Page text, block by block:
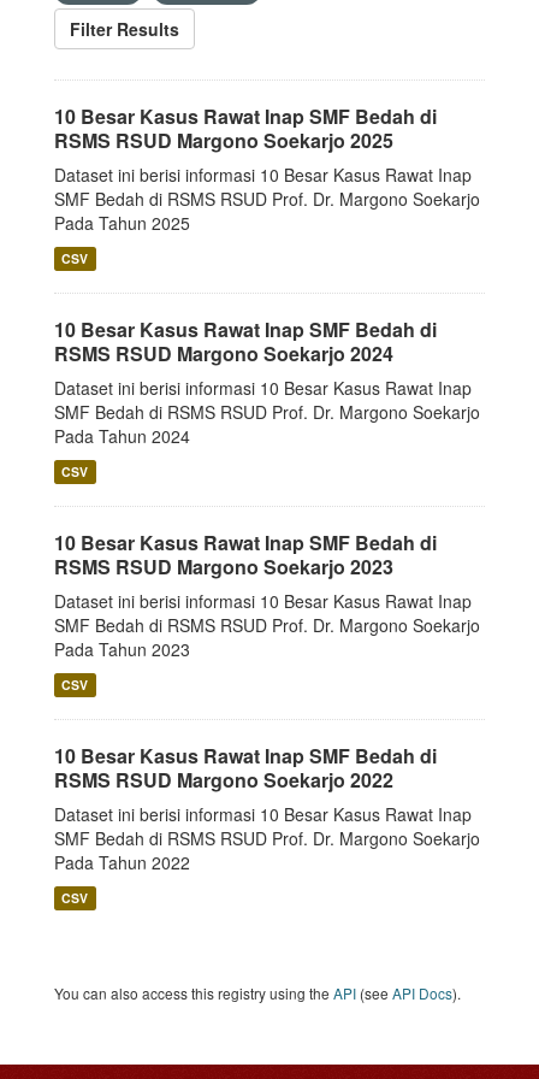
Filter Results
10 Besar Kasus Rawat Inap SMF Bedah di
RSMS RSUD Margono Soekarjo 2025
Dataset ini berisi informasi 10 Besar Kasus Rawat Inap
SMF Bedah di RSMS RSUD Prof. Dr. Margono Soekarjo
Pada Tahun 2025
CSV
10 Besar Kasus Rawat Inap SMF Bedah di
RSMS RSUD Margono Soekarjo 2024
Dataset ini berisi informasi 10 Besar Kasus Rawat Inap
SMF Bedah di RSMS RSUD Prof. Dr. Margono Soekarjo
Pada Tahun 2024
CSV
10 Besar Kasus Rawat Inap SMF Bedah di
RSMS RSUD Margono Soekarjo 2023
Dataset ini berisi informasi 10 Besar Kasus Rawat Inap
SMF Bedah di RSMS RSUD Prof. Dr. Margono Soekarjo
Pada Tahun 2023
CSV
10 Besar Kasus Rawat Inap SMF Bedah di
RSMS RSUD Margono Soekarjo 2022
Dataset ini berisi informasi 10 Besar Kasus Rawat Inap
SMF Bedah di RSMS RSUD Prof. Dr. Margono Soekarjo
Pada Tahun 2022
CSV
You can also access this registry using the API (see API Docs).